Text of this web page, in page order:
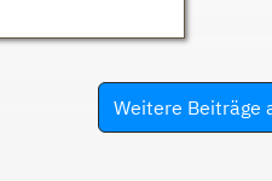
Weitere Beiträge